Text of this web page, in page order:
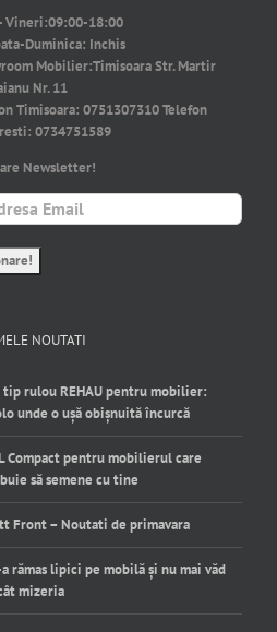
Vineri:09:00-18:00
Duminica: Inchis
Mobilier:Timisoara Str. Martir
Nr. 11
Timisoara: 0751307310Telefon
0734751589
Newsletter!
NOUTATI
tip rulou REHAU pentru mobilier:
unde o ușă obișnuită încurcă
Compact pentru mobilierul care
să semene cu tine
Front – Noutati de primavara
rămas lipici pe mobilă și nu mai văd
mizeria